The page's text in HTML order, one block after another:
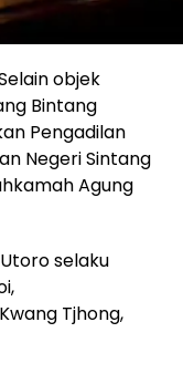
objek
Bintang
Pengadilan
Negeri Sintang
Agung
selaku
Tjhong,